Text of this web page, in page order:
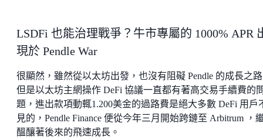
LSDFi 也能治理戰爭？牛市專屬的 1000% APR
現於 Pendle War
很顯然，雖然從以太坊出發，也沒有阻礙 Pendle 的成長之
但是以太坊主網操作 DeFi 協議一直都有著高交易手續費的
題，進出款項動輒1.200美金的過路費是絕大多數 DeFi 用戶
見的，Pendle Finance 便從今年三月開始跨鏈至 Arbitrum ，
醞釀著後來的飛速成長。